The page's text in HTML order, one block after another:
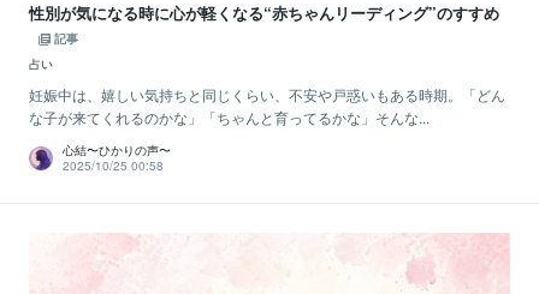
性別が気になる時に心が軽くなる“赤ちゃんリーディング”のすすめ
記事
占い
妊娠中は、嬉しい気持ちと同じくらい、不安や戸惑いもある時期。「どん
な子が来てくれるのかな」「ちゃんと育ってるかな」そんな...
心結〜ひかりの声〜
2025/10/25 00:58